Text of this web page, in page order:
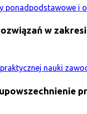
ponadpodstawowe i
w
nauki